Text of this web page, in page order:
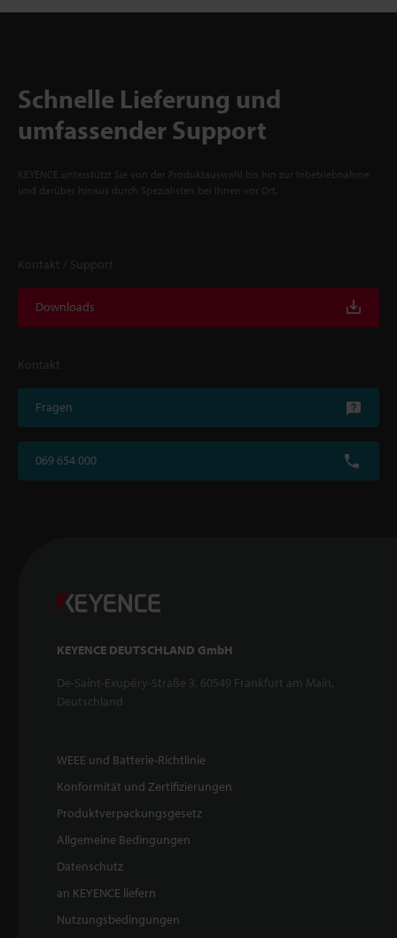
Schnelle Lieferung und
umfassender Support
KEYENCE unterstützt Sie von der Produktauswahl bis hin zur Inbetriebnahme
und darüber hinaus durch Spezialisten bei Ihnen vor Ort.
Kontakt / Support
Downloads
Kontakt
Fragen
069 654 000
KEYENCE DEUTSCHLAND GmbH
De-Saint-Exupéry-Straße 3, 60549 Frankfurt am Main,
Deutschland
WEEE und Batterie-Richtlinie
Konformität und Zertifizierungen
Produktverpackungsgesetz
Allgemeine Bedingungen
Datenschutz
an KEYENCE liefern
Nutzungsbedingungen